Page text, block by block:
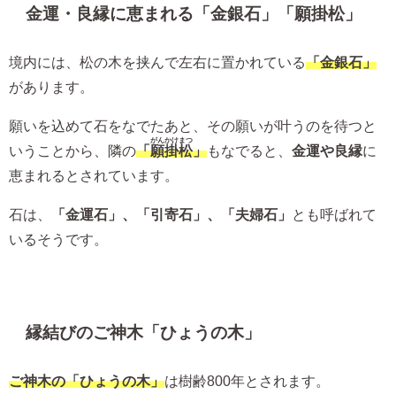
金運・良縁に恵まれる「金銀石」「願掛松」
境内には、松の木を挟んで左右に置かれている「金銀石」
があります。
願いを込めて石をなでたあと、その願いが叶うのを待つと
いうことから、隣の「願掛松
がんかけまつ
」もなでると、 金運や良縁に
恵まれるとされています。
石は、 「金運石」、「引寄石」、「夫婦石」
とも呼ばれて
いるそうです。
縁結びのご神木「ひょうの木」
ご神木の「ひょうの木」は樹齢800年とされます。